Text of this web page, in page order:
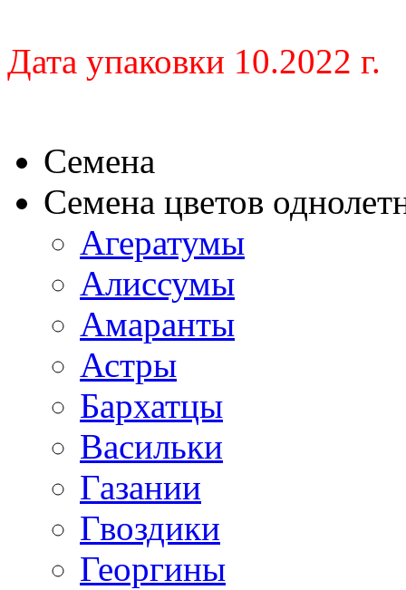
Дата упаковки 10.2022 г.
Семена
Семена цветов
Агератумы
Алиссумы
Амаранты
Астры
Бархатцы
Васильки
Газании
Гвоздики
Георгины